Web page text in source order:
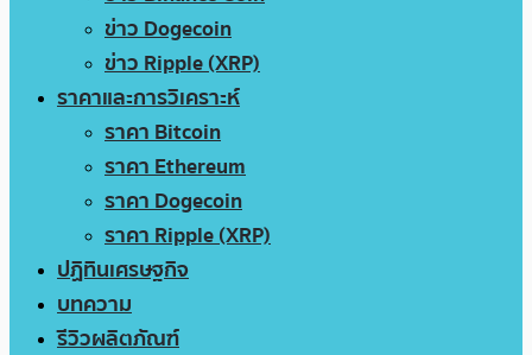
ข่าว Dogecoin
ข่าว Ripple (XRP)
ราคาและการวิเคราะห์
ราคา Bitcoin
ราคา Ethereum
ราคา Dogecoin
ราคา Ripple (XRP)
ปฏิทินเศรษฐกิจ
บทความ
รีวิวผลิตภัณฑ์